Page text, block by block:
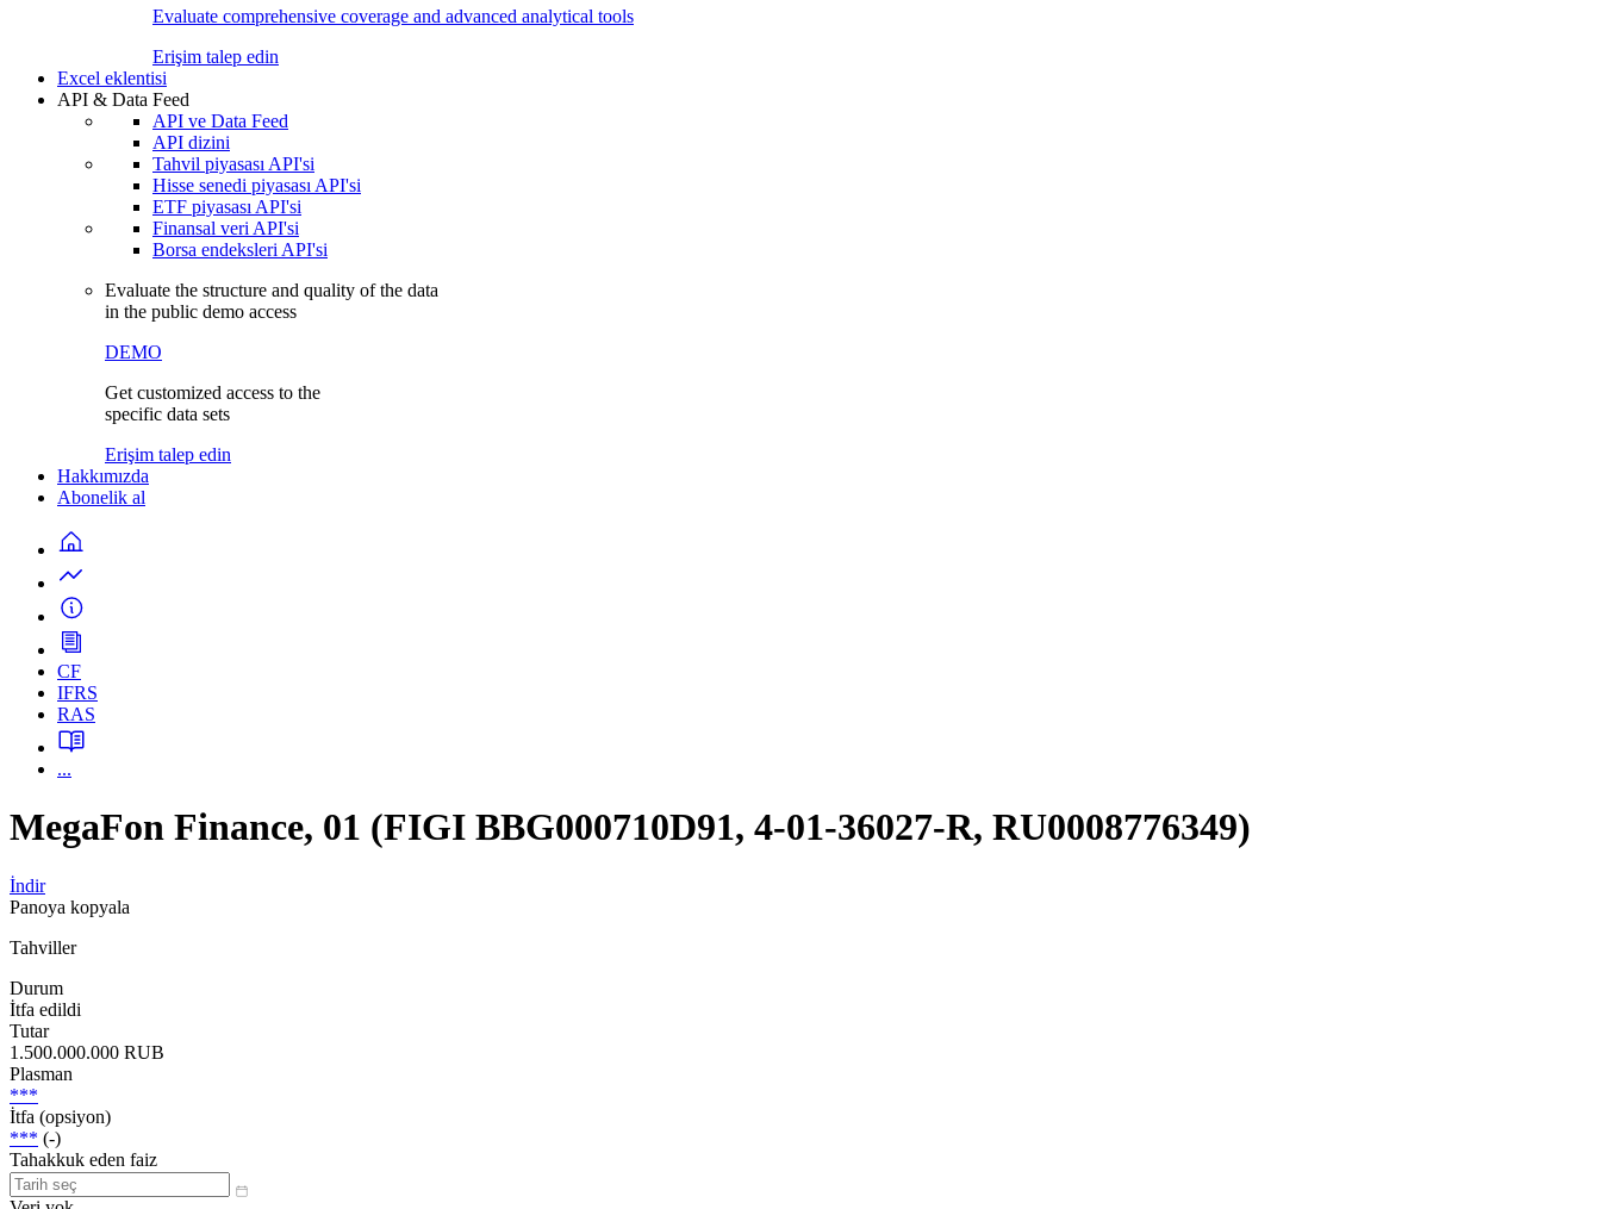
Evaluate comprehensive coverage and advanced analytical tools
Erişim talep edin
Excel eklentisi
API & Data Feed
API ve Data Feed
API dizini
Tahvil piyasası API'si
Hisse senedi piyasası API'si
ETF piyasası API'si
Finansal veri API'si
Borsa endeksleri API'si
Evaluate the structure and quality of the data
in the public demo access
DEMO
Get customized access to the
specific data sets
Erişim talep edin
Hakkımızda
Abonelik al
CF
IFRS
RAS
...
MegaFon Finance, 01 (FIGI BBG000710D91, 4-01-36027-R, RU0008776349)
İndir
Panoya kopyala
Tahviller
Durum
İtfa edildi
Tutar
1.500.000.000 RUB
Plasman
***
İtfa (opsiyon)
*** (-)
Tahakkuk eden faiz